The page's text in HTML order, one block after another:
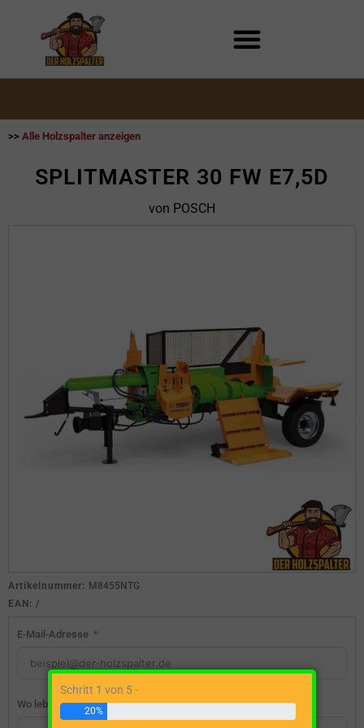
>> Alle Holzspalter anzeigen
SPLITMASTER 30 FW E7,5D
von POSCH
Artikelnummer: M8455NTG
EAN: /
E-Mail-Adresse
Wo lebst du?
Schritt 1 von 5 -
20%